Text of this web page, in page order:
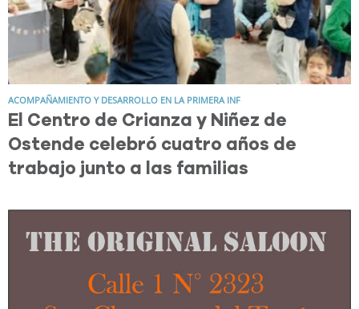
ACOMPAÑAMIENTO Y DESARROLLO EN LA PRIMERA INF
El Centro de Crianza y Niñez de
Ostende celebró cuatro años de
trabajo junto a las familias